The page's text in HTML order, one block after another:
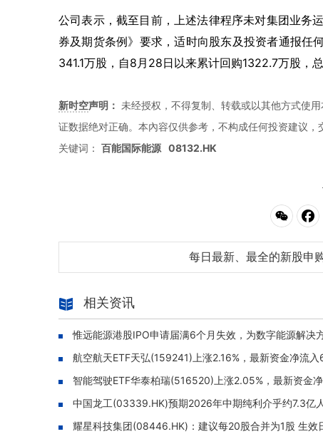
公司表示，截至目前，上述法律程序未对集团业务
券及期货条例》要求，适时向股东及投资者通报任
341.1万股，自8月28日以来累计回购1322.7万股，
新时空声明： 未经授权，不得复制、转载或以其他方式使
证数据绝对正确。本內容仅供参考，不构成任何投资建议，
关键词： 百能国际能源 08132.HK
每日最新、最全的新股申
相关资讯
惟远能源港股IPO申请届满6个月失效，为数字能源解决
航空航天ETF天弘(159241)上涨2.16%，最新资金净流
智能驾驶ETF华泰柏瑞(516520)上涨2.05%，最新资金
中国龙工(03339.HK)预期2026年中期纯利介乎约7.3亿
耀星科技集团(08446.HK)：建议每20股合并为1股 生效